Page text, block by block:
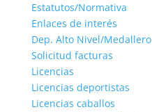
Estatutos/Normativa
Enlaces de interés
Dep. Alto Nivel/Medallero
Solicitud facturas
Licencias
Licencias deportistas
Licencias caballos